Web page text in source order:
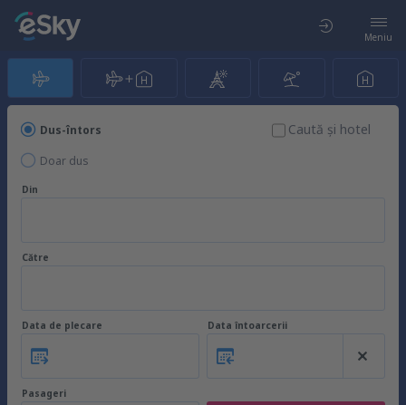
Meniu
Dus-întors
Doar dus
Caută şi hotel
Din
Către
Data de plecare Data întoarcerii
Pasageri